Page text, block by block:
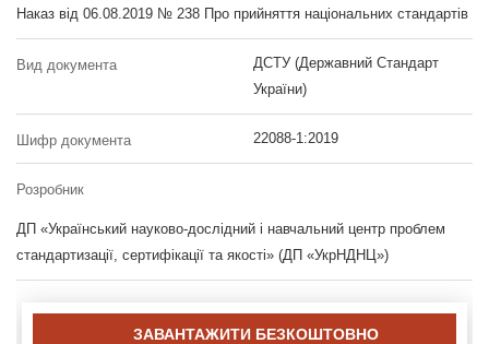
Наказ від 06.08.2019 № 238 Про прийняття національних стандартів
Вид документа
ДСТУ (Державний Стандарт
України)
Шифр документа 22088-1:2019
Розробник
ДП «Український науково-дослідний і навчальний центр проблем
стандартизації, сертифікації та якості» (ДП «УкрНДНЦ»)
ЗАВАНТАЖИТИ БЕЗКОШТОВНО